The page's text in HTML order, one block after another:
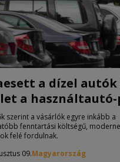
a dízel
a használtautó-
szerint a vásárlók egyre inkább a
fenntartási költségű,
felé fordulnak.
09.Magyarország